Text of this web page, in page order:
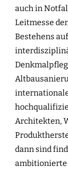
auch in
Leitmesse
Bestehens
Architekten,
dann sind
ambitionierte